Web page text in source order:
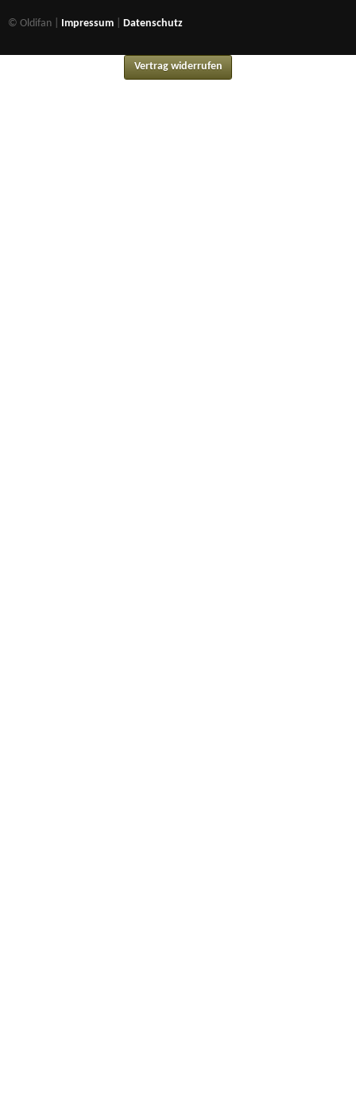
© Oldifan | Impressum Datenschutz
Vertrag widerrufen